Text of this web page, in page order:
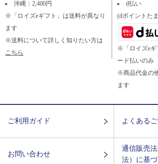
沖縄：2,400円
※「ロイズeギフト」は送料が異なり
ます
※送料について詳しく知りたい方は
こちら
d払い
(dポイントた
※「ロイズeギ
ード払いのみ
※商品代金の
ます
ご利用ガイド よくある
お問い合わせ
通信販売法
法）に基